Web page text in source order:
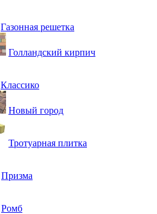
Газонная решетка
Голландский кирпич
Классико
Новый город
Тротуарная плитка
Призма
Ромб